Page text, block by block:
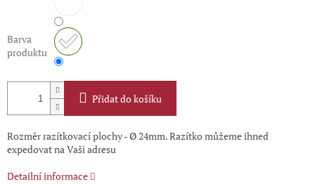
Barva
produktu
Přidat do košíku
Rozměr razítkovací plochy - Ø 24mm. Razítko můžeme ihned
expedovat na Vaši adresu
Detailní informace